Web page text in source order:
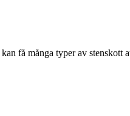
få många typer av stenskott